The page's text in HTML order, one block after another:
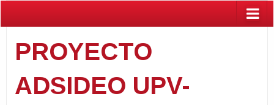
PROYECTO
ADSIDEO UPV-